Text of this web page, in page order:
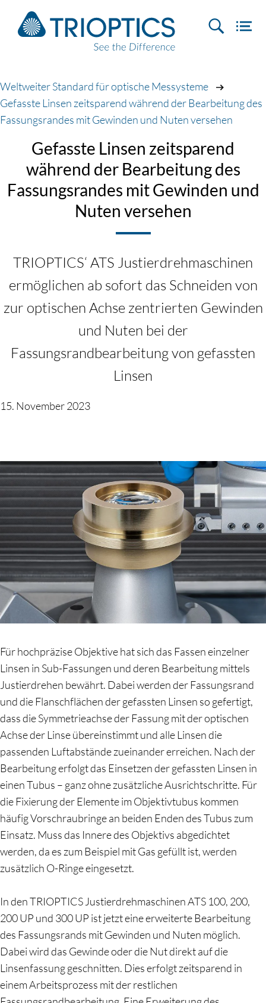
Weltweiter Standard für optische Messysteme
Gefasste Linsen zeitsparend während der Bearbeitung des
Fassungsrandes mit Gewinden und Nuten versehen
Gefasste Linsen zeitsparend
während der Bearbeitung des
Fassungsrandes mit Gewinden und
Nuten versehen
TRIOPTICS‘ ATS Justierdrehmaschinen
ermöglichen ab sofort das Schneiden von
zur optischen Achse zentrierten Gewinden
und Nuten bei der
Fassungsrandbearbeitung von gefassten
Linsen
15. November 2023
Für hochpräzise Objektive hat sich das Fassen einzelner
Linsen in Sub-Fassungen und deren Bearbeitung mittels
Justierdrehen bewährt. Dabei werden der Fassungsrand
und die Flanschflächen der gefassten Linsen so gefertigt,
dass die Symmetrieachse der Fassung mit der optischen
Achse der Linse übereinstimmt und alle Linsen die
passenden Luftabstände zueinander erreichen. Nach der
Bearbeitung erfolgt das Einsetzen der gefassten Linsen in
einen Tubus – ganz ohne zusätzliche Ausrichtschritte. Für
die Fixierung der Elemente im Objektivtubus kommen
häufig Vorschraubringe an beiden Enden des Tubus zum
Einsatz. Muss das Innere des Objektivs abgedichtet
werden, da es zum Beispiel mit Gas gefüllt ist, werden
zusätzlich O-Ringe eingesetzt.
In den TRIOPTICS Justierdrehmaschinen ATS 100, 200,
200 UP und 300 UP ist jetzt eine erweiterte Bearbeitung
des Fassungsrands mit Gewinden und Nuten möglich.
Dabei wird das Gewinde oder die Nut direkt auf die
Linsenfassung geschnitten. Dies erfolgt zeitsparend in
einem Arbeitsprozess mit der restlichen